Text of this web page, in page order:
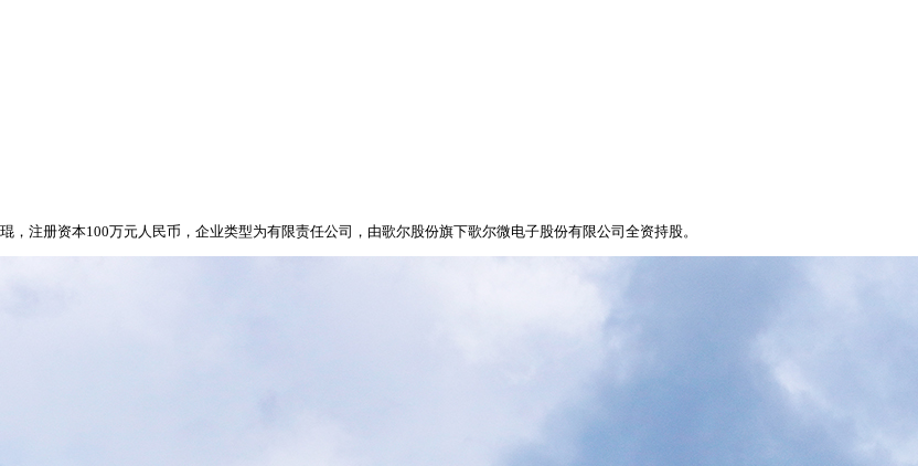
注册资本100万元人民币，企业类型为有限责任公司，由歌尔股份旗下歌尔微电子股份有限公司全资持股。